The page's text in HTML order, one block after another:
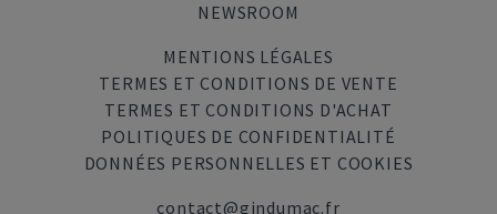
NEWSROOM
MENTIONS LÉGALES
TERMES ET CONDITIONS DE VENTE
TERMES ET CONDITIONS D'ACHAT
POLITIQUES DE CONFIDENTIALITÉ
DONNÉES PERSONNELLES ET COOKIES
contact@gindumac.fr